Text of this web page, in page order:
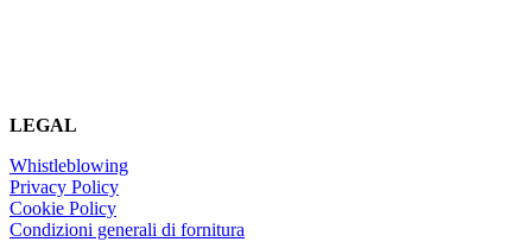
LEGAL
Whistleblowing
Privacy Policy
Cookie Policy
Condizioni generali di fornitura